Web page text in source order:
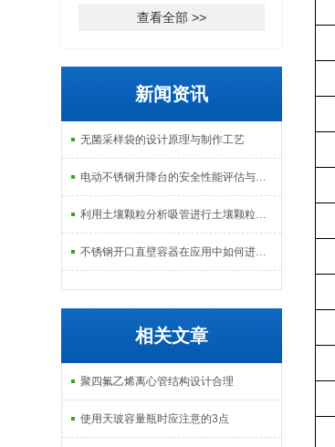
查看全部 >>
新闻资讯
无菌采样袋的设计原理与制作工艺
电动不锈钢升降台的安全性能评估与控制
利用土壤颗粒分析吸管进行土壤颗粒定量分析的研究
不锈钢开口直壁容器在应用中如何进行维护和保养？
相关文章
聚四氟乙烯离心管结构设计合理
使用天玻容量瓶时应注意的3点